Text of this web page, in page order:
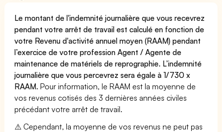
Le montant de l'indemnité journalière que vous recevrez
pendant votre arrêt de travail est calculé en fonction de
votre Revenu d'activité annuel moyen (RAAM) pendant
l’exercice de votre profession Agent / Agente de
maintenance de matériels de reprographie. L’indemnité
journalière que vous percevrez sera égale à 1/730 x
RAAM. Pour information, le RAAM est la moyenne de
vos revenus cotisés des 3 dernières années civiles
précédant votre arrêt de travail.
⚠️ Cependant, la moyenne de vos revenus ne peut pas